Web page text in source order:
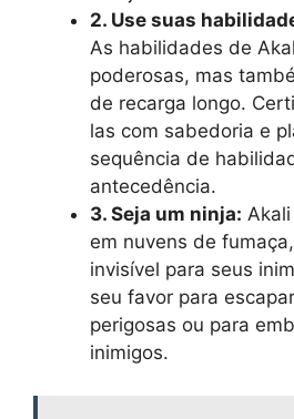
2. Use suas
As habilidades de
poderosas, mas
de recarga longo.
las com sabedoria e
sequência de
antecedência.
3. Seja um ninja:
em nuvens de
invisível para seus
seu favor para
perigosas ou para
inimigos.